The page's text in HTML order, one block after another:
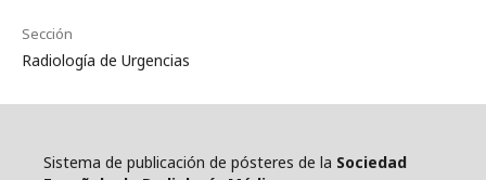
Sección
Radiología de Urgencias
Sistema de publicación de pósteres de la Sociedad